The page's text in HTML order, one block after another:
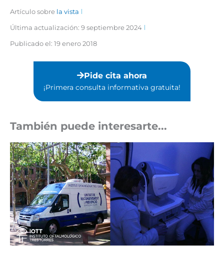
Artículo sobre la vista
Última actualización: 9 septiembre 2024
Publicado el: 19 enero 2018
Pide cita ahora
¡Primera consulta informativa gratuita!⁣
También puede interesarte...